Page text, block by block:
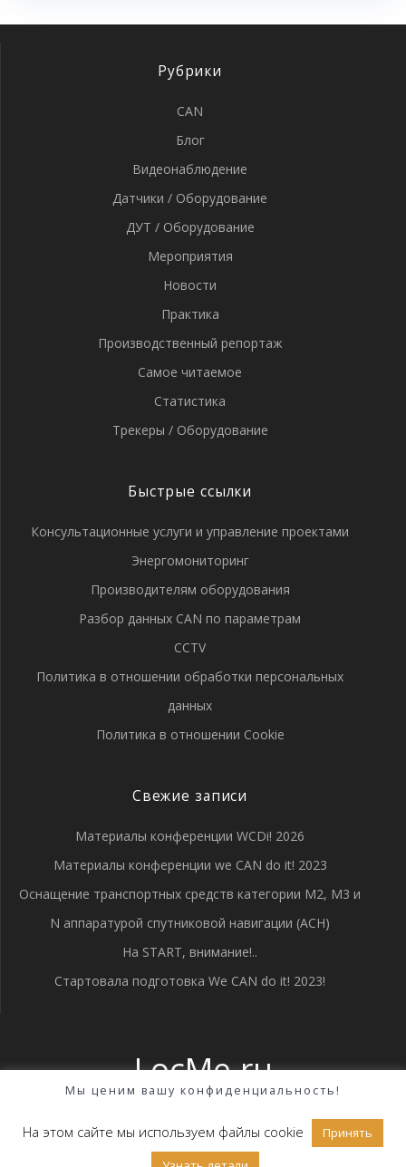
Рубрики
CAN
Блог
Видеонаблюдение
Датчики / Оборудование
ДУТ / Оборудование
Мероприятия
Новости
Практика
Производственный репортаж
Самое читаемое
Статистика
Трекеры / Оборудование
Быстрые ссылки
Консультационные услуги и управление проектами
Энергомониторинг
Производителям оборудования
Разбор данных CAN по параметрам
CCTV
Политика в отношении обработки персональных
данных
Политика в отношении Cookie
Свежие записи
Материалы конференции WCDi! 2026
Материалы конференции we CAN do it! 2023
Оснащение транспортных средств категории М2, М3 и
N аппаратурой спутниковой навигации (АСН)
На START, внимание!..
Стартовала подготовка We CAN do it! 2023!
LocMe.ru
Highlight Theme
Мы ценим вашу конфиденциальность!
На этом сайте мы используем файлы cookie
Принять